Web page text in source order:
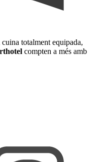
totalment equipada,
compten a més amb